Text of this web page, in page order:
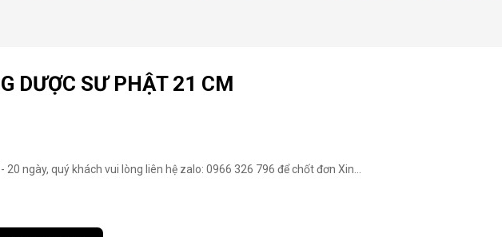
DƯỢC SƯ PHẬT 21 CM
20 ngày, quý khách vui lòng liên hệ zalo: 0966 326 796 để chốt đơn Xin...